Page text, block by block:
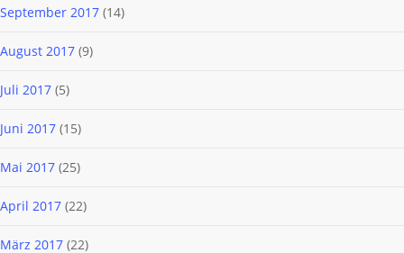
September 2017 (14)
August 2017 (9)
Juli 2017 (5)
Juni 2017 (15)
Mai 2017 (25)
April 2017 (22)
März 2017 (22)